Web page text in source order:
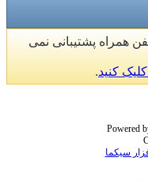
همراه پشتیبانی نمی
کنید.
Powered
سیکما